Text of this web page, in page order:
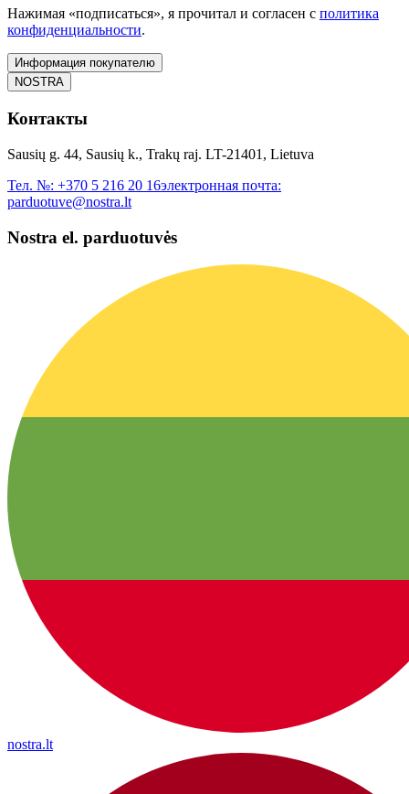
Нажимая «подписаться», я прочитал и согласен с политика
конфиденциальности.
Информация покупателю
NOSTRA
Контакты
Sausių g. 44, Sausių k., Trakų raj. LT-21401, Lietuva
Тел. №: +370 5 216 20 16электронная почта:
parduotuve@nostra.lt
Nostra el. parduotuvės
nostra.lt